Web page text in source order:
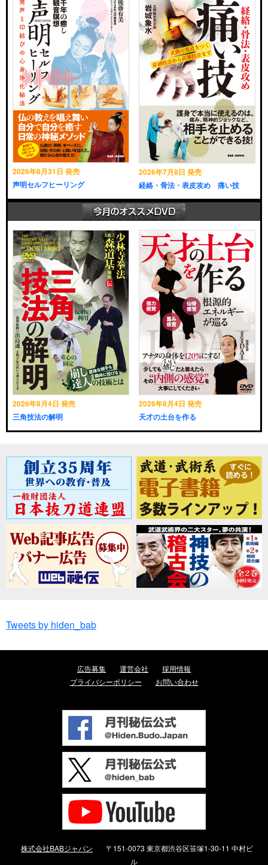
2026年8月31日 発売
声明セルフヒーリング
2026年7月8日 発売
経絡・骨法・表皮攻め 痛い技
2026年8月4日 発売
三角技法の解明
2026年8月4日 発売
天才の土台を作る
Tweets by hiden_bab
広告募集 運営会社
採用情報
プライバシーポリシー
お問い合わせ
株式会社BABジャパン
〒151-0073 東京都渋谷区笹塚1-30-11 中村ビ
ル